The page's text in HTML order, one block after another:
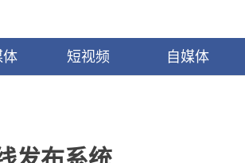
体 短视频 自媒体